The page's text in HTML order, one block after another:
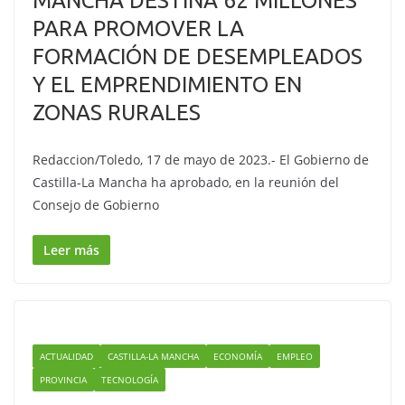
PARA PROMOVER LA
FORMACIÓN DE DESEMPLEADOS
Y EL EMPRENDIMIENTO EN
ZONAS RURALES
Redaccion/Toledo, 17 de mayo de 2023.- El Gobierno de
Castilla-La Mancha ha aprobado, en la reunión del
Consejo de Gobierno
Leer más
ACTUALIDAD CASTILLA-LA MANCHA ECONOMÍA
EMPLEO
PROVINCIA
TECNOLOGÍA